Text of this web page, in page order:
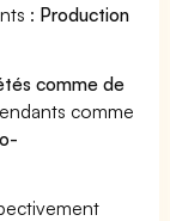
: Production
comme de
comme